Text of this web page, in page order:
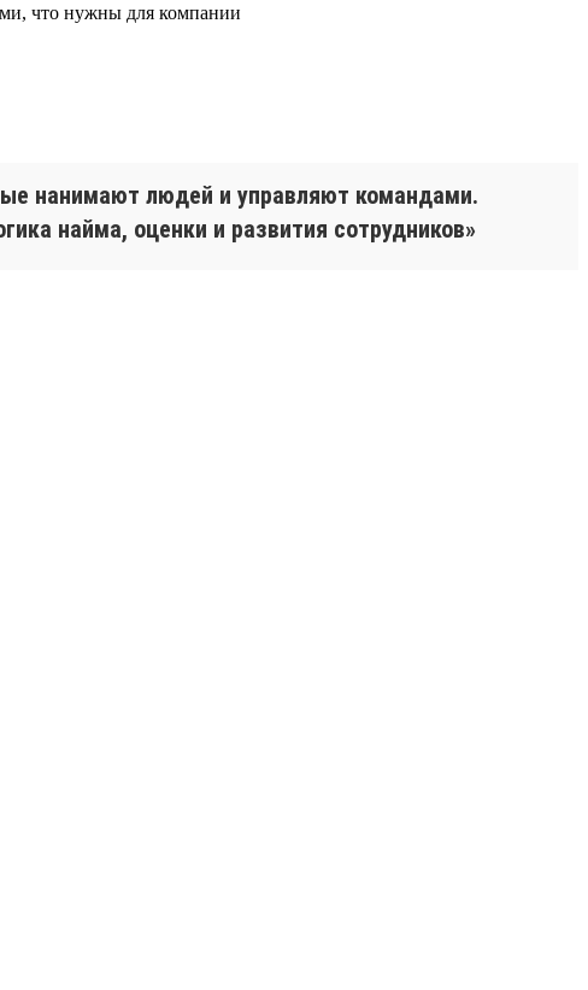
что нужны для компании
нанимают людей и управляют командами.
найма, оценки и развития сотрудников»